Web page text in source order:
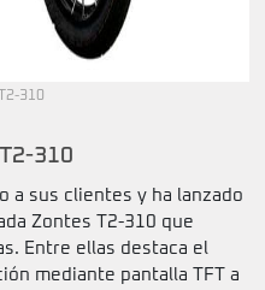
310
310
a sus clientes y ha lanzado
Zontes T2-310 que
Entre ellas destaca el
mediante pantalla TFT a